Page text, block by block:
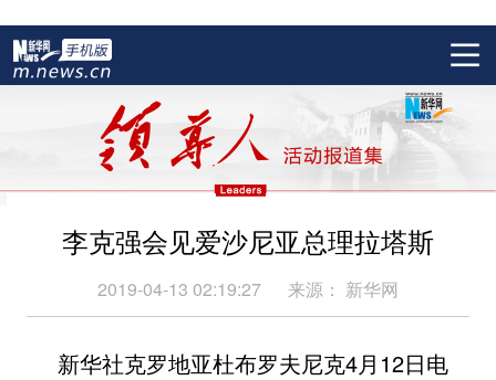
李克强会见爱沙尼亚总理拉塔斯
2019-04-13 02:19:27 来源： 新华网
新华社克罗地亚杜布罗夫尼克4月12日电